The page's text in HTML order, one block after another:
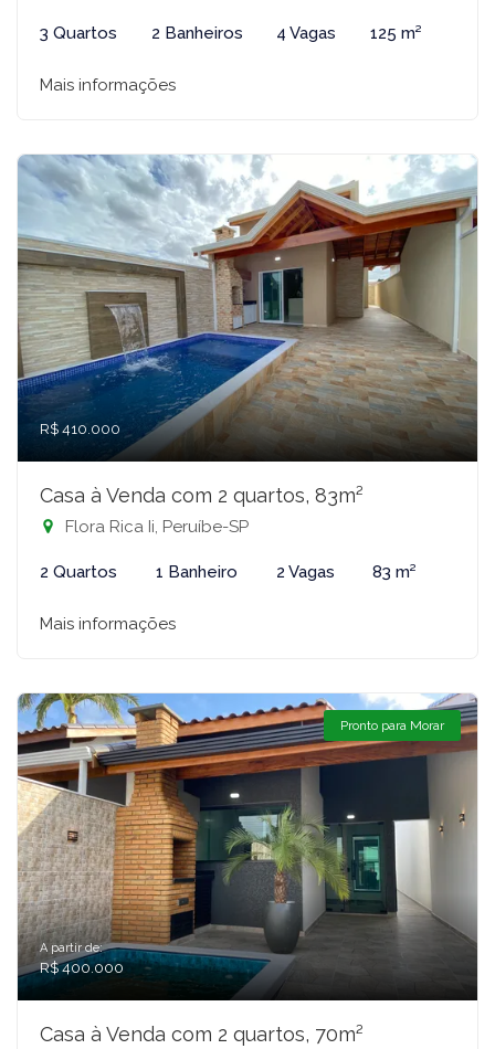
3 Quartos 2 Banheiros 4 Vagas 125 m²
Mais informações
R$ 410.000
Casa à Venda com 2 quartos, 83m²
Flora Rica Ii, Peruíbe-SP
2 Quartos 1 Banheiro 2 Vagas 83 m²
Mais informações
Pronto para Morar
A partir de:
R$ 400.000
Casa à Venda com 2 quartos, 70m²